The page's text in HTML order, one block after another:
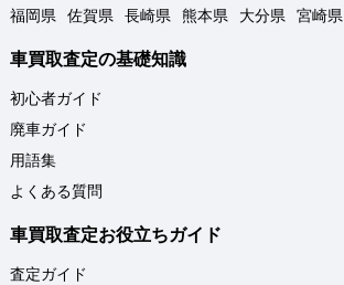
福岡県
佐賀県 長崎県 熊本県 大分県 宮崎県
車買取査定の基礎知識
初心者ガイド
廃車ガイド
用語集
よくある質問
車買取査定お役立ちガイド
査定ガイド